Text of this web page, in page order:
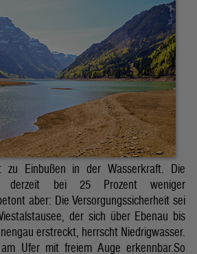
zu Einbußen in der Wasserkraft. Die
derzeit bei 25 Prozent weniger
aber: Die Versorgungssicherheit sei
der sich über Ebenau bis
erstreckt, herrscht Niedrigwasser.
Ufer mit freiem Auge erkennbar.So